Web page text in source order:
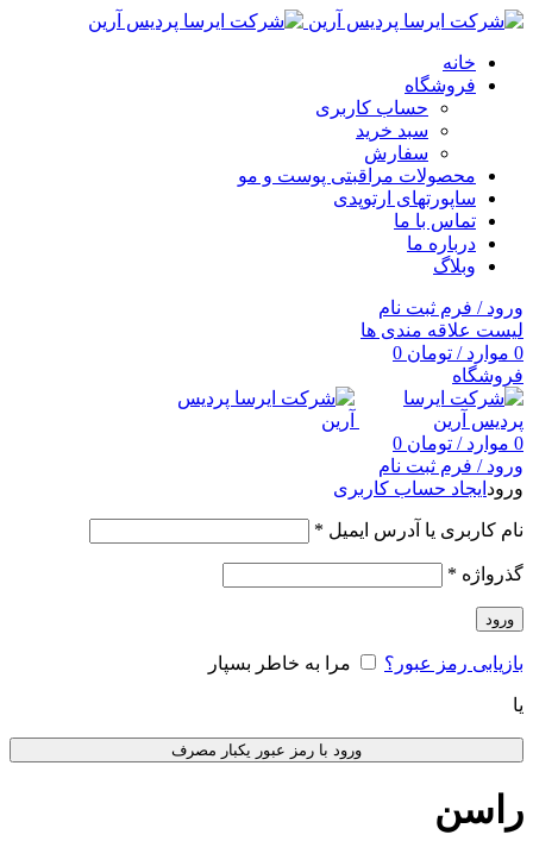
خانه
فروشگاه
حساب کاربری
سبد خرید
سفارش
محصولات مراقبتی پوست و مو
ساپورتهای ارتوپدی
تماس با ما
درباره ما
وبلاگ
ورود / فرم ثبت نام
لیست علاقه مندی ها
0 موارد / تومان
فروشگاه
0 موارد / تومان
ورود / فرم ثبت نام
ورود ایجاد حساب کاربری
نام کاربری یا آدرس ایمیل *
گذرواژه *
ورود
بازیابی رمز عبور؟ مرا به خاطر بسپار
یا
ورود با رمز عبور یکبار مصرف
راسن